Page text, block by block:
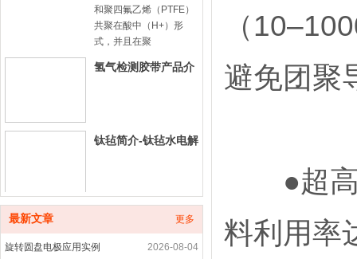
和聚四氟乙烯（PTFE）
共聚在酸中（H+）形
式，并且在聚
氢气检测胶带产品介
钛毡简介-钛毡水电解
铂碳催化剂产品介绍
最新文章 更多
2026-08-04
旋转圆盘电极应用实例
（
避免团聚
●超高
料利用率